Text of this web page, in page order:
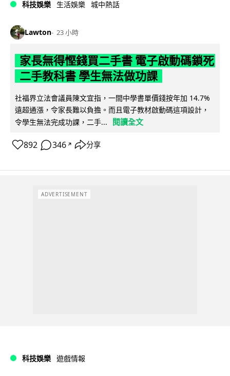
科技娛樂 生活娛樂 城中熱話
Lawton 23 小時
家長無得慳錢買二手書 電子啟動碼鎖死
二手教科書 學生無法做功課
社福界立法會議員陳文宜指，一間中學書單價錢按年加 14.7%
遠超通漲，令家長難以負擔。而且電子教材啟動碼這項設計，
令學生無法完成功課，二手...
閱讀全文
892 346 ↗ 分享
ADVERTISEMENT
科技娛樂 遊戲情報